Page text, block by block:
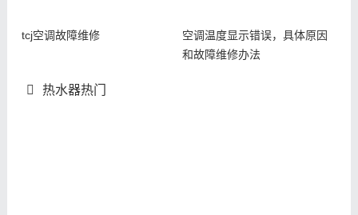
tcj空调故障维修
空调温度显示错误，具体原因
和故障维修办法
热水器热门